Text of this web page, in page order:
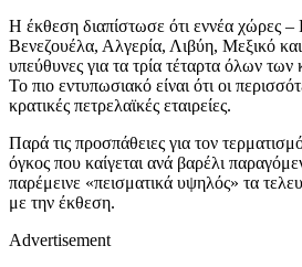
Η έκθεση διαπίστωσε ότι εννέα χώρες
Βενεζουέλα, Αλγερία, Λιβύη, Μεξικό και
υπεύθυνες για τα τρία τέταρτα όλων
Το πιο εντυπωσιακό είναι ότι οι
κρατικές πετρελαϊκές εταιρείες.
Παρά τις προσπάθειες για τον
όγκος που καίγεται ανά βαρέλι
παρέμεινε «πεισματικά υψηλός» τα
με την έκθεση.
Advertisement